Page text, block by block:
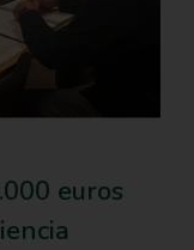
euros